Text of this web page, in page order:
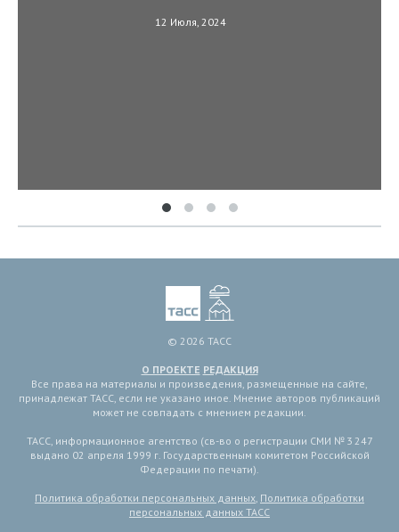
12 Июля, 2024
© 2026 ТАСС
О ПРОЕКТЕ РЕДАКЦИЯ
Все права на материалы и произведения, размещенные на сайте,
принадлежат ТАСС, если не указано иное. Мнение авторов публикаций
может не совпадать с мнением редакции.
ТАСС, информационное агентство (св-во о регистрации СМИ № 3 247
выдано 02 апреля 1999 г. Государственным комитетом Российской
Федерации по печати).
Политика обработки персональных данных, Политика обработки
персональных данных ТАСС